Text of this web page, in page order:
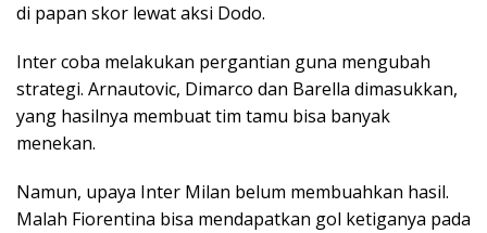
di papan skor lewat aksi Dodo.
Inter coba melakukan pergantian guna mengubah
strategi. Arnautovic, Dimarco dan Barella dimasukkan,
yang hasilnya membuat tim tamu bisa banyak
menekan.
Namun, upaya Inter Milan belum membuahkan hasil.
Malah Fiorentina bisa mendapatkan gol ketiganya pada